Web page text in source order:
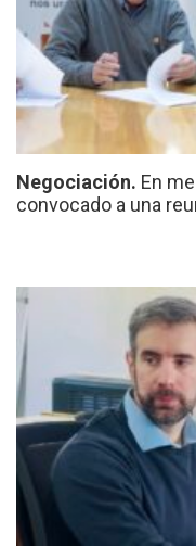
Negociación. En
convocado a una